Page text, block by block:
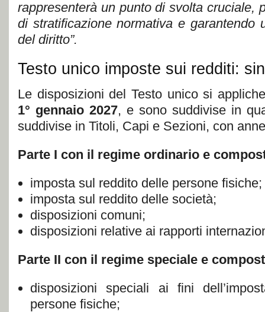
rappresenterà un punto di svolta cruciale,
di stratificazione normativa e garantendo
del diritto”.
Testo unico imposte sui redditi:
Le disposizioni del Testo unico si
1° gennaio 2027, e sono suddivise in
suddivise in Titoli, Capi e Sezioni, con
Parte I con il regime ordinario e
imposta sul reddito delle persone fisiche;
imposta sul reddito delle società;
disposizioni comuni;
disposizioni relative ai rapporti
Parte II con il regime speciale e
disposizioni speciali ai fini
persone fisiche;